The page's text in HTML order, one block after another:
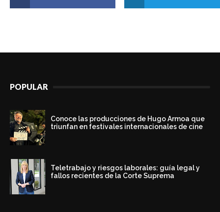
POPULAR
Conoce las producciones de Hugo Armoa que
triunfan en festivales internacionales de cine
Teletrabajo y riesgos laborales: guía legal y
fallos recientes de la Corte Suprema